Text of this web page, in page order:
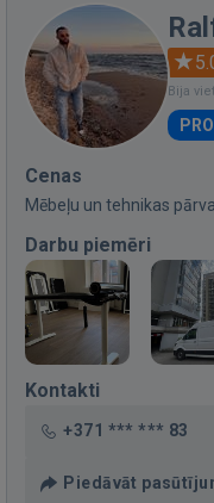
Bija
PRO
Cenas
Mēbeļu un tehnikas
Darbu piemēri
Kontakti
+371 *** *** 83
Piedāvāt